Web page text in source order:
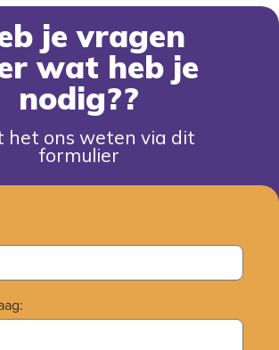
wat heb je
nodig??
het ons weten via dit
formulier